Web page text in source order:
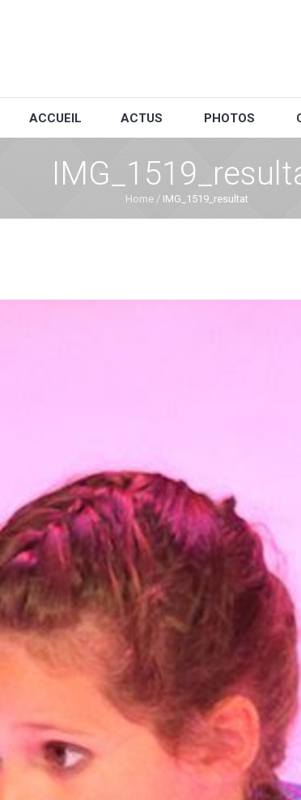
ACCUEIL ACTUS PHOTOS
Home / IMG_1519_resultat